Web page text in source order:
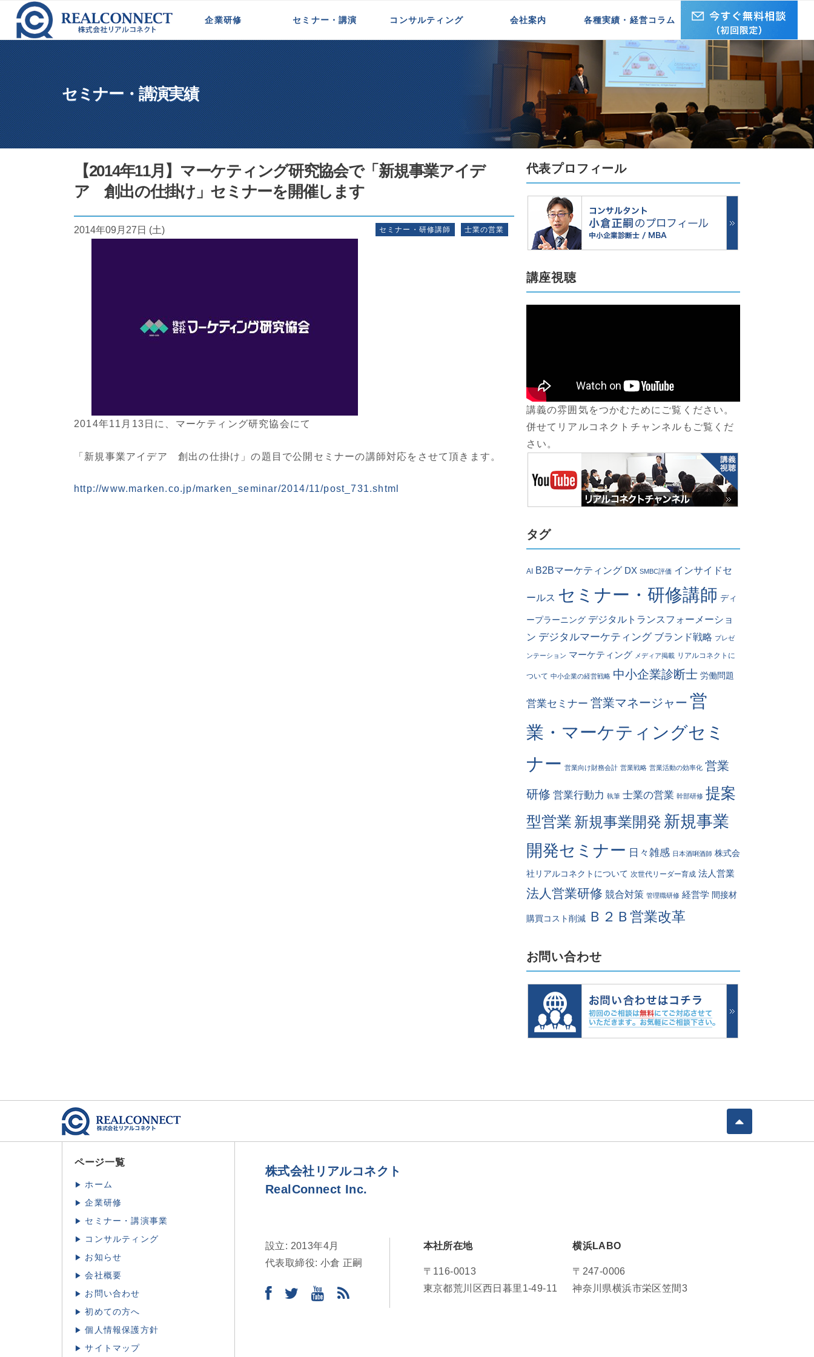
企業研修
新規事業計画策定研修
法人営業研修
代理店営業向け研修
営業マネージャー育成
代理店の営業戦略研修
モジュール型研修
セミナー・講演 コンサルティング
新規事業開発支援
インサイドセールス支援
代理店一体化支援
中小企業支援
会社案内
初めての方へ
代表紹介
お客様の声
メディア掲載
各種実績・経営コラム
企業研修実績
セミナー・講演実績
経営ブログ REAL・ISM
ホーム > セミナー・講演実績
セミナー・講演実績
【2014年11月】マーケティング研究協会で「新規事業アイデ
ア 創出の仕掛け」セミナーを開催します
2014年09月27日 (土) セミナー・研修講師 士業の営業
2014年11月13日に、マーケティング研究協会にて
「新規事業アイデア 創出の仕掛け」の題目で公開セミナーの講師対応をさせて頂きます。
http://www.marken.co.jp/marken_seminar/2014/11/post_731.shtml
代表プロフィール
講座視聴
講義の雰囲気をつかむためにご覧ください。
併せてリアルコネクトチャンネルもご覧くだ
さい。
タグ
AI B2Bマーケティング DX SMBC評価 インサイドセ
ールス セミナー・研修講師 ディ
ープラーニング デジタルトランスフォーメーショ
ン デジタルマーケティング ブランド戦略 プレゼ
ンテーション マーケティング メディア掲載 リアルコネクトに
ついて 中小企業の経営戦略 中小企業診断士 労働問題
営業セミナー 営業マネージャー 営
業・マーケティングセミ
ナー 営業向け財務会計 営業戦略 営業活動の効率化 営業
研修 営業行動力 執筆 士業の営業 幹部研修 提案
型営業 新規事業開発 新規事業
開発セミナー 日々雑感 日本酒唎酒師 株式会
社リアルコネクトについて 次世代リーダー育成 法人営業
法人営業研修 競合対策 管理職研修 経営学 間接材
購買コスト削減 Ｂ２Ｂ営業改革
お問い合わせ
ページ一覧
ホーム
企業研修
セミナー・講演事業
コンサルティング
お知らせ
会社概要
お問い合わせ
初めての方へ
個人情報保護方針
サイトマップ
株式会社リアルコネクト
RealConnect Inc.
設立: 2013年4月
代表取締役: 小倉 正嗣
本社所在地
〒116-0013
東京都荒川区西日暮里1-49-11
横浜LABO
〒247-0006
神奈川県横浜市栄区笠間3